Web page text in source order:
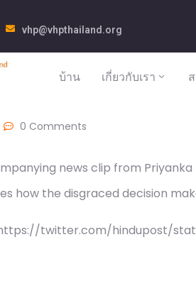
vhp@vhpthailand.org
บ้าน เกี่ยวกับเรา
0 Comments
news clip from
how the disgraced decision
twitter.com/hindupost/